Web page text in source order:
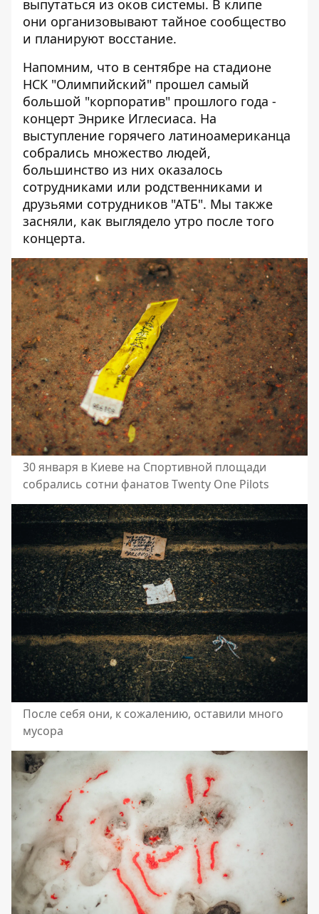
выпутаться из оков системы. В клипе
они организовывают тайное сообщество
и планируют восстание.
Напомним, что в сентябре на стадионе
НСК "Олимпийский" прошел самый
большой "корпоратив" прошлого года -
концерт Энрике Иглесиаса. На
выступление горячего латиноамериканца
собрались множество людей,
большинство из них оказалось
сотрудниками или родственниками и
друзьями сотрудников "АТБ". Мы также
засняли, как выглядело утро после того
концерта.
30 января в Киеве на Спортивной площади
собрались сотни фанатов Twenty One Pilots
После себя они, к сожалению, оставили много
мусора